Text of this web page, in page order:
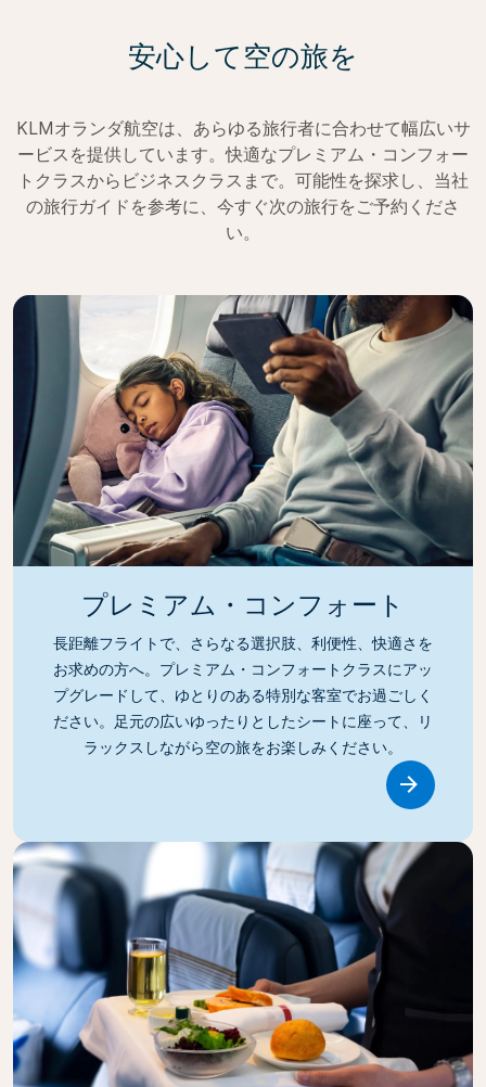
安心して空の旅を
KLMオランダ航空は、あらゆる旅行者に合わせて幅広いサ
ービスを提供しています。快適なプレミアム・コンフォー
トクラスからビジネスクラスまで。可能性を探求し、当社
の旅行ガイドを参考に、今すぐ次の旅行をご予約くださ
い。
プレミアム・コンフォート
長距離フライトで、さらなる選択肢、利便性、快適さを
お求めの方へ。プレミアム・コンフォートクラスにアッ
プグレードして、ゆとりのある特別な客室でお過ごしく
ださい。足元の広いゆったりとしたシートに座って、リ
ラックスしながら空の旅をお楽しみください。